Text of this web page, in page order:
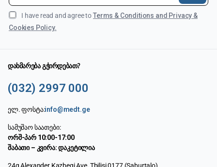
I have read and agree toTerms & Conditions and Privacy &
Cookies Policy.
დახმარება გჭირდებათ?
(032) 2997 000
ელ. ფოსტა:info@medt.ge
სამუშაო საათები:
ორშ-პარ 10:00-17:00
შაბათი – კვირა: დაკეტილია